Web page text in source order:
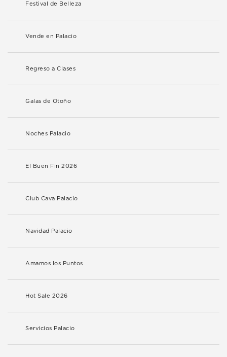
Festival de Belleza
Vende en Palacio
Regreso a Clases
Galas de Otoño
Noches Palacio
El Buen Fin 2026
Club Cava Palacio
Navidad Palacio
Amamos los Puntos
Hot Sale 2026
Servicios Palacio